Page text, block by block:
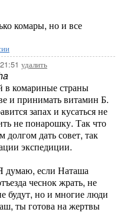
комары, но и все
удалить
в комариные страны
и принимать витамин Б.
запах и кусаться не
не понарошку. Так что
дать совет, так
экспедиции.
думаю, если Наташа
чеснок жрать, не
будут, но и многие люди
ты готова на жертвы